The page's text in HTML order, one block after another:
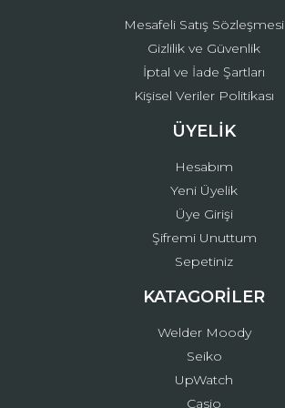
Mesafeli Satış Sözleşmesi
Gizlilik ve Güvenlik
İptal ve İade Şartları
Kişisel Veriler Politikası
ÜYELİK
Hesabım
Yeni Üyelik
Üye Girişi
Şifremi Unuttum
Sepetiniz
KATAGORİLER
Welder Moody
Seiko
UpWatch
Casio